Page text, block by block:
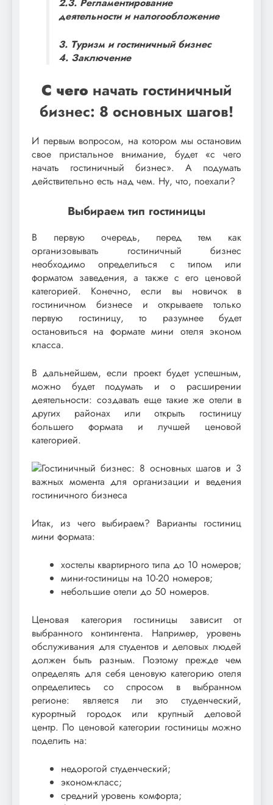
2.3. Регламентирование
деятельности и налогообложение
3. Туризм и гостиничный бизнес
4. Заключение
С чего начать гостиничный
бизнес: 8 основных шагов!
И первым вопросом, на котором мы остановим
свое пристальное внимание, будет «с чего
начать гостиничный бизнес». А подумать
действительно есть над чем. Ну, что, поехали?
Выбираем тип гостиницы
В первую очередь, перед тем как
организовывать гостиничный бизнес
необходимо определиться с типом или
форматом заведения, а также с его ценовой
категорией. Конечно, если вы новичок в
гостиничном бизнесе и открываете только
первую гостиницу, то разумнее будет
остановиться на формате мини отеля эконом
класса.
В дальнейшем, если проект будет успешным,
можно будет подумать и о расширении
деятельности: создавать еще такие же отели в
других районах или открыть гостиницу
большего формата и лучшей ценовой
категорией.
Итак, из чего выбираем? Варианты гостиниц
мини формата:
хостелы квартирного типа до 10 номеров;
мини-гостиницы на 10-20 номеров;
небольшие отели до 50 номеров.
Ценовая категория гостиницы зависит от
выбранного контингента. Например, уровень
обслуживания для студентов и деловых людей
должен быть разным. Поэтому прежде чем
определять для себя ценовую категорию отеля
определитесь со спросом в выбранном
регионе: является ли это студенческий,
курортный городок или крупный деловой
центр. По ценовой категории гостиницы можно
поделить на:
недорогой студенческий;
эконом-класс;
средний уровень комфорта;